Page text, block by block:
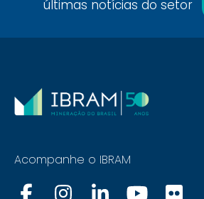
últimas notícias do setor
Acompanhe o IBRAM